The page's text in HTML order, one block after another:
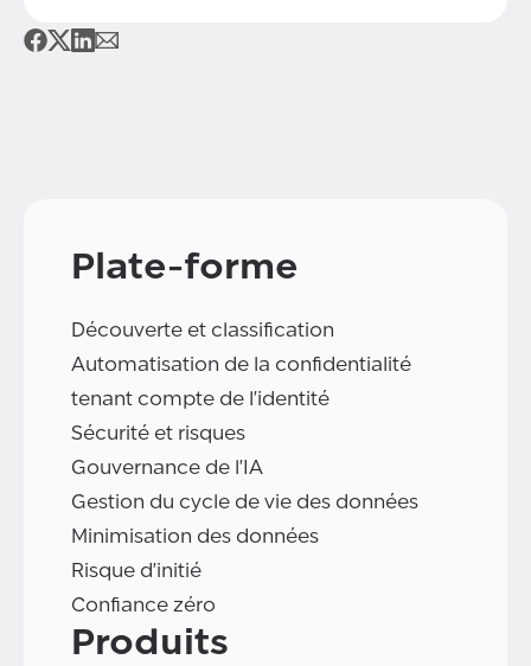
Plate-forme
Découverte et classification
Automatisation de la confidentialité
tenant compte de l'identité
Sécurité et risques
Gouvernance de l'IA
Gestion du cycle de vie des données
Minimisation des données
Risque d'initié
Confiance zéro
Produits